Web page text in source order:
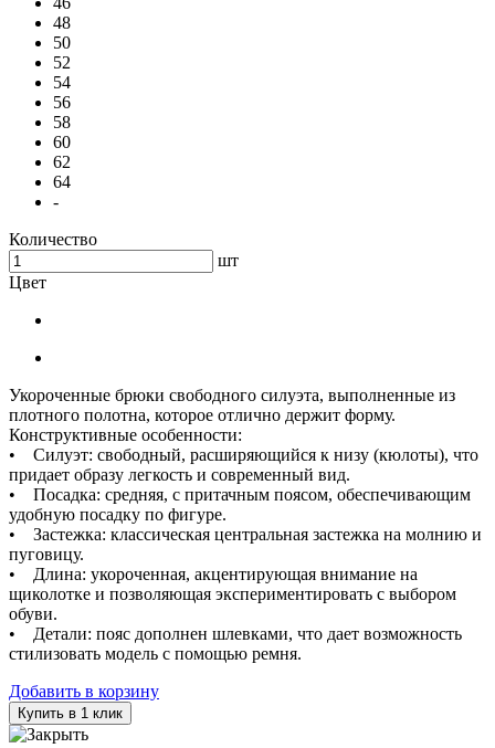
48
50
52
54
56
58
60
62
64
-
Количество
шт
Цвет
Укороченные брюки свободного силуэта, выполненные из
плотного полотна, которое отлично держит форму.
Конструктивные особенности:
• Силуэт: свободный, расширяющийся к низу (кюлоты), что
придает образу легкость и современный вид.
• Посадка: средняя, с притачным поясом, обеспечивающим
удобную посадку по фигуре.
• Застежка: классическая центральная застежка на молнию и
пуговицу.
• Длина: укороченная, акцентирующая внимание на
щиколотке и позволяющая экспериментировать с выбором
обуви.
• Детали: пояс дополнен шлевками, что дает возможность
стилизовать модель с помощью ремня.
Добавить в корзину
Купить в 1 клик